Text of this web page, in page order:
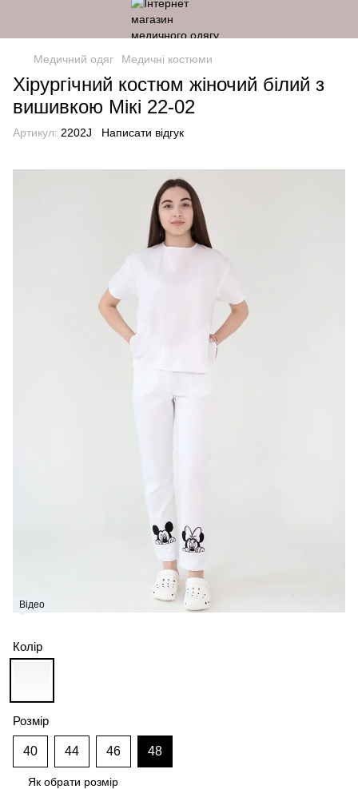
Медичний одяг Медичні костюми
Хірургічний костюм жіночий білий з
вишивкою Мікі 22-02
Артикул: 2202J Написати відгук
Відео
Колір
Розмір
40 44 46 48
Як обрати розмір